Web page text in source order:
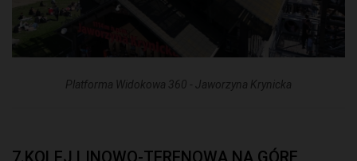
Platforma Widokowa 360 - Jaworzyna Krynicka